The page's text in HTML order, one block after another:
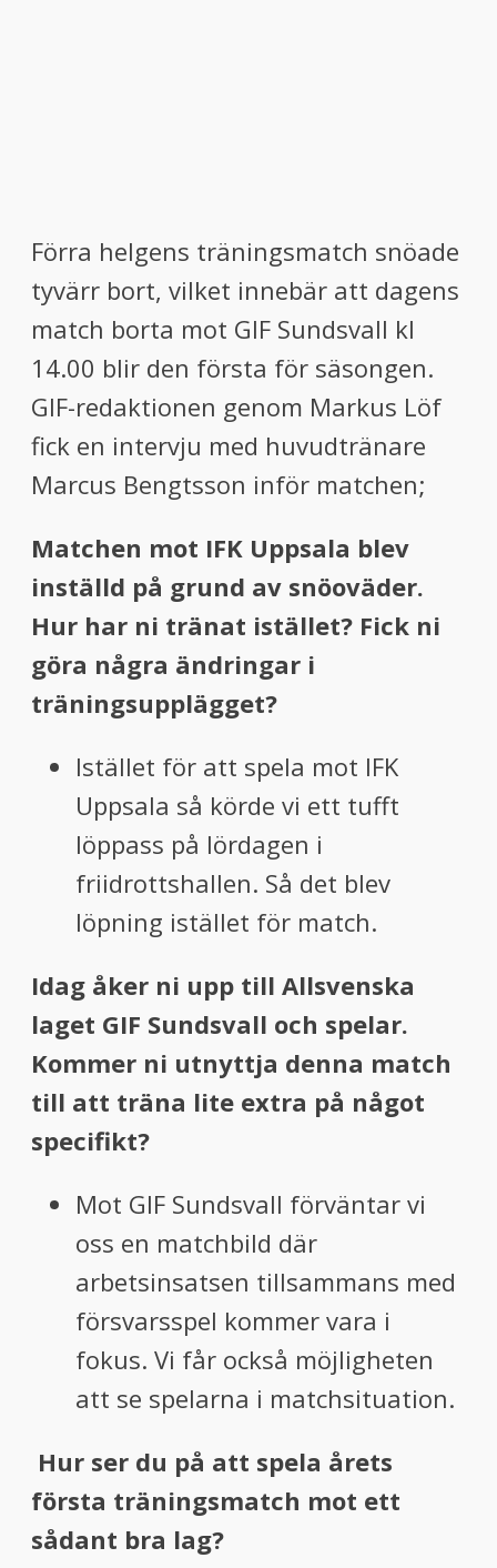
Förra helgens träningsmatch snöade
tyvärr bort, vilket innebär att dagens
match borta mot GIF Sundsvall kl
14.00 blir den första för säsongen.
GIF-redaktionen genom Markus Löf
fick en intervju med huvudtränare
Marcus Bengtsson inför matchen;
Matchen mot IFK Uppsala blev
inställd på grund av snöoväder.
Hur har ni tränat istället? Fick ni
göra några ändringar i
träningsupplägget?
Istället för att spela mot IFK
Uppsala så körde vi ett tufft
löppass på lördagen i
friidrottshallen. Så det blev
löpning istället för match.
Idag åker ni upp till Allsvenska
laget GIF Sundsvall och spelar.
Kommer ni utnyttja denna match
till att träna lite extra på något
specifikt?
Mot GIF Sundsvall förväntar vi
oss en matchbild där
arbetsinsatsen tillsammans med
försvarsspel kommer vara i
fokus. Vi får också möjligheten
att se spelarna i matchsituation.
Hur ser du på att spela årets
första träningsmatch mot ett
sådant bra lag?